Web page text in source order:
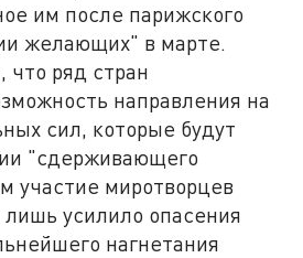
им после парижского
желающих" в марте.
что ряд стран
направления на
сил, которые будут
"сдерживающего
участие миротворцев
усилило опасения
нагнетания